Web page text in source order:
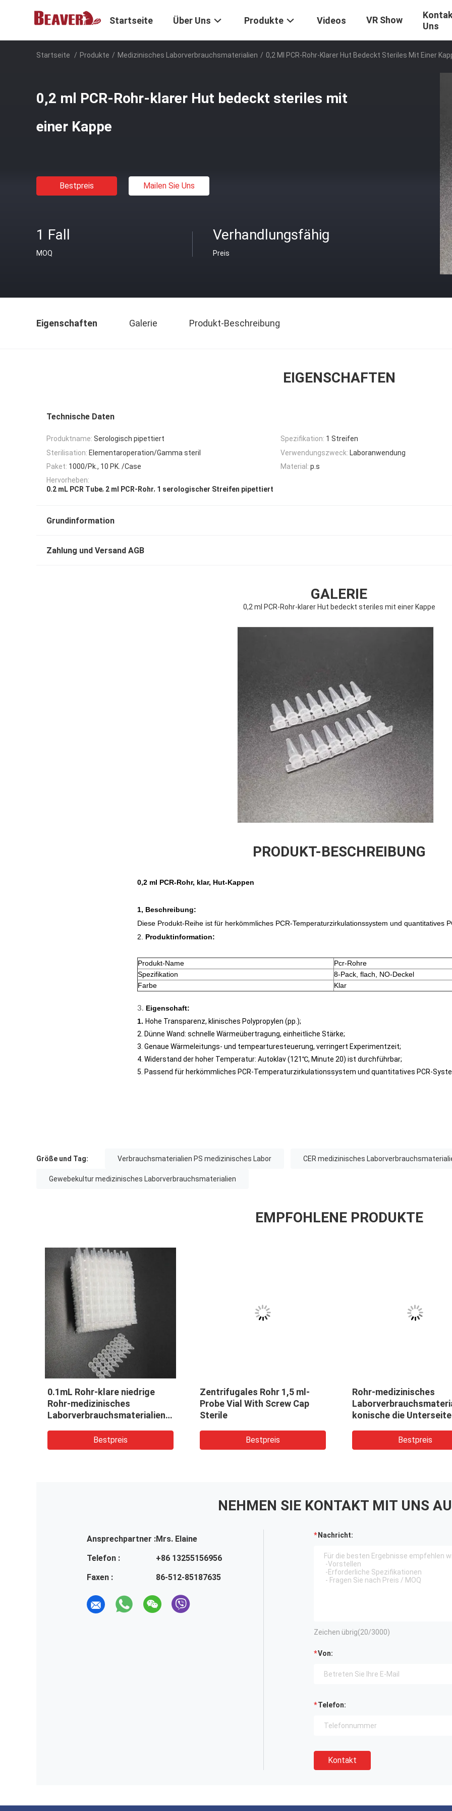
Startseite Über Uns Produkte Videos VR Show
Uns
Startseite / Produkte / Medizinisches Laborverbrauchsmaterialien / 0,2 Ml PCR-Rohr-Klarer Hut Bedeckt Steriles Mit Einer
0,2 ml PCR-Rohr-klarer Hut bedeckt steriles mit
einer Kappe
Bestpreis Mailen Sie Uns
1 Fall
MOQ
Verhandlungsfähig
Preis
Eigenschaften Galerie Produkt-Beschreibung
EIGENSCHAFTEN
Technische Daten
Produktname: Serologisch pipettiert Spezifikation: 1 Streifen
Sterilisation: Elementaroperation/Gamma steril Verwendungszweck: Laboranwendung
Paket: 1000/Pk., 10 PK. /Case Material: p.s
Hervorheben:
0.2 mL PCR Tube, 2 ml PCR-Rohr, 1 serologischer Streifen pipettiert
Grundinformation
Zahlung und Versand AGB
GALERIE
0,2 ml PCR-Rohr-klarer Hut bedeckt steriles mit einer Kappe
PRODUKT-BESCHREIBUNG
0,2 ml PCR-Rohr, klar, Hut-Kappen
1, Beschreibung:
Diese Produkt-Reihe ist für herkömmliches PCR-Temperaturzirkulationssystem und quantitatives
2. Produktinformation:
Produkt-Name
Pcr-Rohre
Spezifikation
8-Pack, flach, NO-Deckel
Farbe
Klar
3. Eigenschaft:
1. Hohe Transparenz, klinisches Polypropylen (pp.);
2. Dünne Wand: schnelle Wärmeübertragung, einheitliche Stärke;
3. Genaue Wärmeleitungs- und tempearturesteuerung, verringert Experimentzeit;
4. Widerstand der hoher Temperatur: Autoklav (121℃, Minute 20) ist durchführbar;
5. Passend für herkömmliches PCR-Temperaturzirkulationssystem und quantitatives PCR-
Größe und Tag: Verbrauchsmaterialien PS medizinisches Labor CER medizinisches
Gewebekultur medizinisches Laborverbrauchsmaterialien
EMPFOHLENE PRODUKTE
0.1mL Rohr-klare niedrige
Rohr-medizinisches
Laborverbrauchsmaterialien
Bestpreis
Zentrifugales Rohr 1,5 ml-
Probe Vial With Screw Cap
Sterile
Bestpreis
Rohr-medizinisches
konische die
beanspruchte steriles
eingesackt stark
Bestpreis
NEHMEN SIE KONTAKT MIT UNS
Ansprechpartner :Mrs. Elaine
Telefon :
+86 13255156956
Faxen :
86-512-85187635
Nachricht:
Zeichen übrig(20/3000)
Von:
Telefon:
Kontakt